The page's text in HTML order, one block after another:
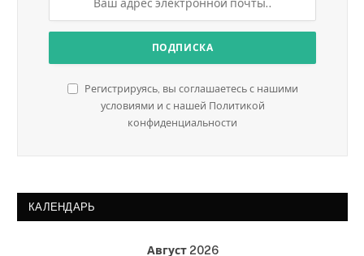
Регистрируясь, вы соглашаетесь с нашими
условиями и с нашей Политикой
конфиденциальности
КАЛЕНДАРЬ
Август 2026